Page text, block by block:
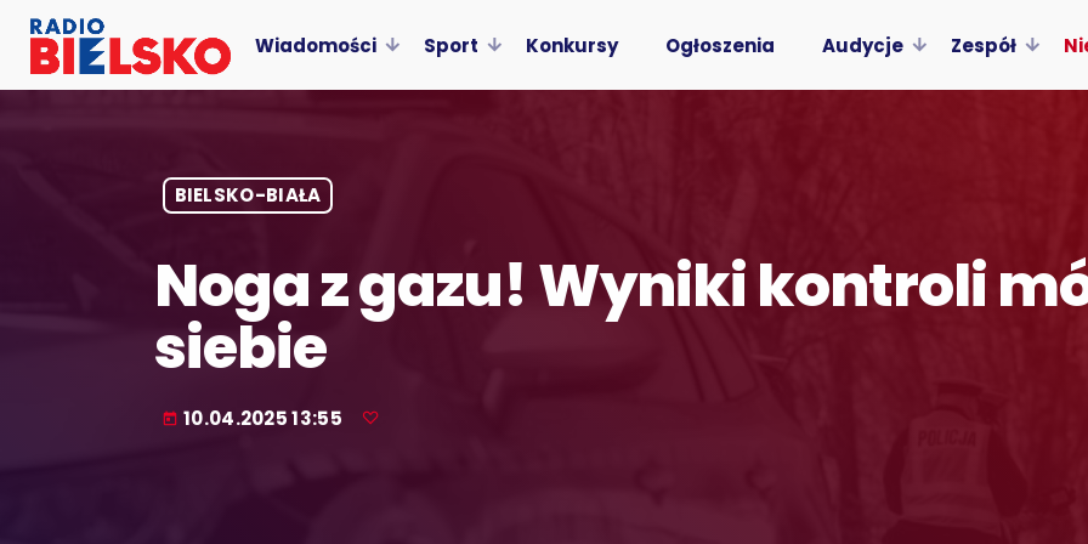
Wiadomości Sport Konkursy Ogłoszenia Audycje Zespół
BIELSKO-BIAŁA
Noga z gazu! Wyniki kontroli
siebie
today 10.04.2025 13:55